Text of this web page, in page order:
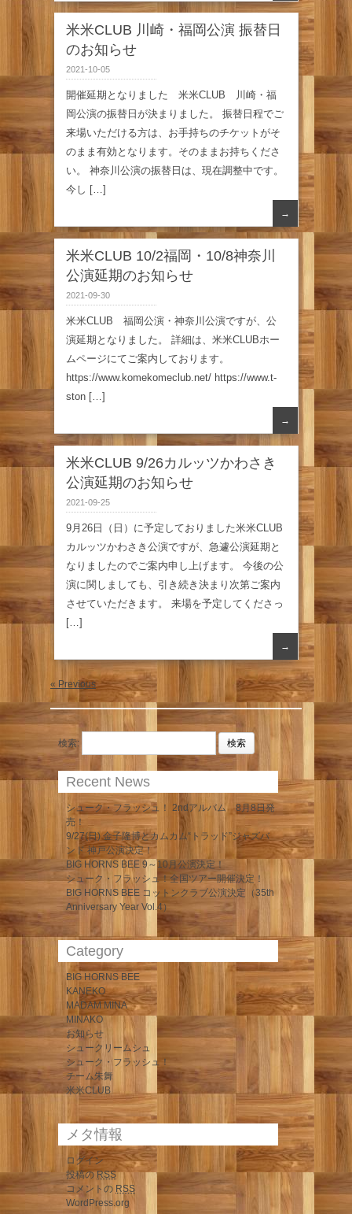
米米CLUB 川崎・福岡公演 振替日
のお知らせ
2021-10-05
開催延期となりました 米米CLUB 川崎・福
岡公演の振替日が決まりました。 振替日程でご
来場いただける方は、お手持ちのチケットがそ
のまま有効となります。そのままお持ちくださ
い。 神奈川公演の振替日は、現在調整中です。
今し […]
→
米米CLUB 10/2福岡・10/8神奈川
公演延期のお知らせ
2021-09-30
米米CLUB 福岡公演・神奈川公演ですが、公
演延期となりました。 詳細は、米米CLUBホー
ムページにてご案内しております。
https://www.komekomeclub.net/ https://www.t-
ston […]
→
米米CLUB 9/26カルッツかわさき
公演延期のお知らせ
2021-09-25
9月26日（日）に予定しておりました米米CLUB
カルッツかわさき公演ですが、急遽公演延期と
なりましたのでご案内申し上げます。 今後の公
演に関しましても、引き続き決まり次第ご案内
させていただきます。 来場を予定してくださっ
[…]
→
« Previous
検索:
Recent News
シューク・フラッシュ！ 2ndアルバム 8月8日発
売！
9/27(日) 金子隆博とカムカム“トラッド”ジャズバ
ンド 神戸公演決定！
BIG HORNS BEE 9～10月公演決定！
シューク・フラッシュ！全国ツアー開催決定！
BIG HORNS BEE コットンクラブ公演決定（35th
Anniversary Year Vol.4）
Category
BIG HORNS BEE
KANEKO
MADAM MINA
MINAKO
お知らせ
シュークリームシュ
シューク・フラッシュ！
チーム朱舞
米米CLUB
メタ情報
ログイン
投稿のRSS
コメントの RSS
WordPress.org